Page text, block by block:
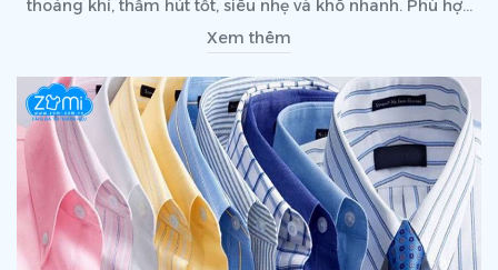
thoáng khí, thấm hút tốt, siêu nhẹ và khô nhanh. Phù hợp
cho may mặc thể thao và thời trang cao cấp.
Xem thêm